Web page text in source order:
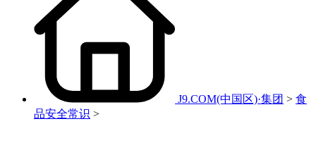
J9.COM(中国区)·集团 > 食
品安全常识 >